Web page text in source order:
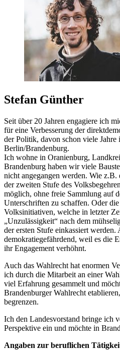
Stefan Günther
Seit über 20 Jahren engagiere ich
für eine Verbesserung der
der Politik, davon schon viele Jahre
Berlin/Brandenburg.
Ich wohne in Oranienburg,
Brandenburg haben wir viele
nicht angegangen werden. Wie
der zweiten Stufe des
möglich, ohne freie Sammlung auf
Unterschriften zu schaffen. Oder
Volksinitiativen, welche in letzter
„Unzulässigkeit“ nach dem
der ersten Stufe einkassiert werden.
demokratiegefährdend, weil es die
ihr Engagement verhöhnt.
Auch das Wahlrecht hat enormen
ich durch die Mitarbeit an einer
viel Erfahrung gesammelt und
Brandenburger Wahlrecht
begrenzen.
Ich den Landesvorstand bringe ich
Perspektive ein und möchte in
Angaben zur beruflichen